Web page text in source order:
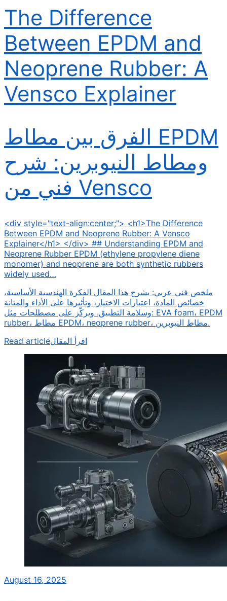
The Difference
Between EPDM and
Neoprene Rubber: A
Vensco Explainer
الفرق بين مطاط EPDM
ومطاط النيوبرين: شرح
فني من Vensco
<div style="text-align:center;"> <h1>The Difference
Between EPDM and Neoprene Rubber: A Vensco
Explainer</h1> </div> ## Understanding EPDM and
Neoprene Rubber EPDM (ethylene propylene diene
monomer) and neoprene are both synthetic rubbers
widely used…
ملخص فني عربي: يشرح هذا المقال الفكرة الهندسية الأساسية،
خصائص المادة، اعتبارات الاختيار، وتأثيرها على الأداء والمتانة
وسلامة التطبيق. ويركّز على مصطلحات مثل: EVA foam، EPDM
rubber، مطاط EPDM، neoprene rubber، مطاط النيوبرين.
Read articleاقرأ المقال
August 16, 2025